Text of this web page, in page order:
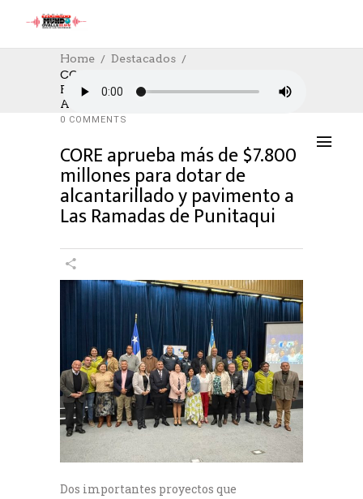
Home
Destacados
CORE Aprueba Más De $7.800 Millones
Para Dotar De Alcantarillado Y Pavimento
A Las Ramadas De Punitaqui
DESTACADOS SOCIAL,SOCIAL
02/11/2023
AUTHOR: HECTOR
0 COMMENTS
CORE aprueba más de $7.800
millones para dotar de
alcantarillado y pavimento a
Las Ramadas de Punitaqui
Dos importantes proyectos que